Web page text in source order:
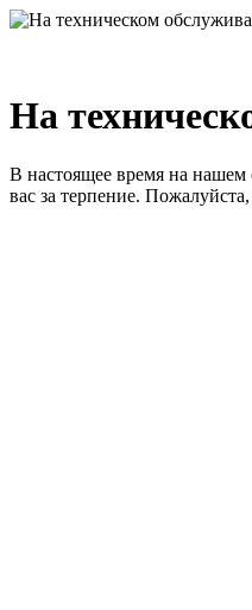
На
В настоящее время на нашем
вас за терпение.